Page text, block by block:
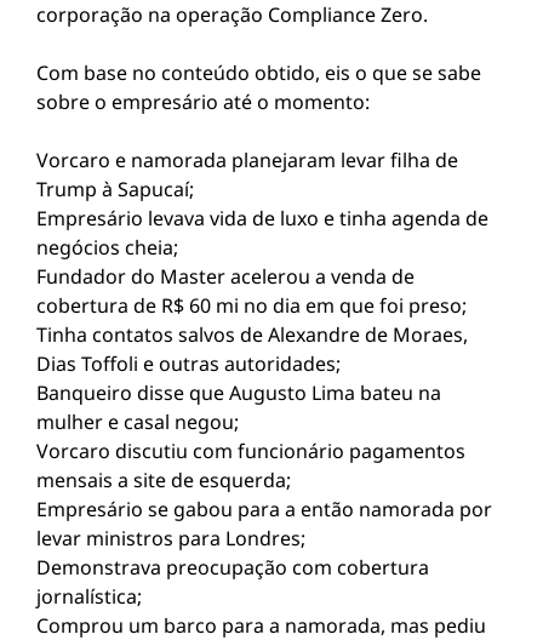
corporação na operação Compliance Zero.
Com base no conteúdo obtido, eis o que se sabe
sobre o empresário até o momento:
Vorcaro e namorada planejaram levar filha de
Trump à Sapucaí;
Empresário levava vida de luxo e tinha agenda de
negócios cheia;
Fundador do Master acelerou a venda de
cobertura de R$ 60 mi no dia em que foi preso;
Tinha contatos salvos de Alexandre de Moraes,
Dias Toffoli e outras autoridades;
Banqueiro disse que Augusto Lima bateu na
mulher e casal negou;
Vorcaro discutiu com funcionário pagamentos
mensais a site de esquerda;
Empresário se gabou para a então namorada por
levar ministros para Londres;
Demonstrava preocupação com cobertura
jornalística;
Comprou um barco para a namorada, mas pediu